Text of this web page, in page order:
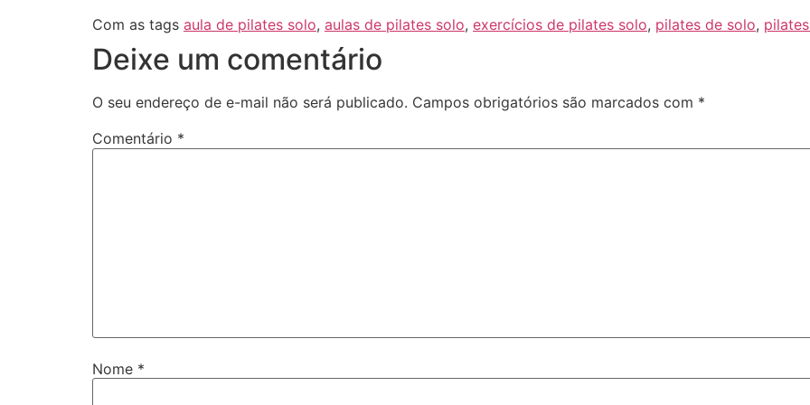
Com as tags aula de pilates solo, aulas de pilates solo, exercícios de pilates solo, pilates de solo,
Deixe um comentário
O seu endereço de e-mail não será publicado. Campos obrigatórios são marcados com *
Comentário *
Nome *